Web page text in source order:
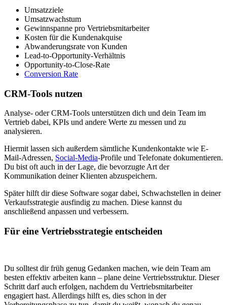
Umsatzziele
Umsatzwachstum
Gewinnspanne pro Vertriebsmitarbeiter
Kosten für die Kundenakquise
Abwanderungsrate von Kunden
Lead-to-Opportunity-Verhältnis
Opportunity-to-Close-Rate
Conversion Rate
CRM-Tools nutzen
Analyse- oder CRM-Tools unterstützen dich und dein Team im
Vertrieb dabei, KPIs und andere Werte zu messen und zu
analysieren.
Hiermit lassen sich außerdem sämtliche Kundenkontakte wie E-
Mail-Adressen, Social-Media-Profile und Telefonate dokumentieren.
Du bist oft auch in der Lage, die bevorzugte Art der
Kommunikation deiner Klienten abzuspeichern.
Später hilft dir diese Software sogar dabei, Schwachstellen in deiner
Verkaufsstrategie ausfindig zu machen. Diese kannst du
anschließend anpassen und verbessern.
Für eine Vertriebsstrategie entscheiden
Du solltest dir früh genug Gedanken machen, wie dein Team am
besten effektiv arbeiten kann – plane deine Vertriebsstruktur. Dieser
Schritt darf auch erfolgen, nachdem du Vertriebsmitarbeiter
engagiert hast. Allerdings hilft es, dies schon in der